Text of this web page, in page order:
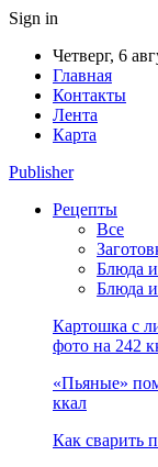
Sign in
Четверг, 6
Главная
Контакты
Лента
Карта
Publisher
Рецепты
Все
Блюда
Блюда
Картошка с
фото на 242
«Пьяные»
ккал
Как сварить